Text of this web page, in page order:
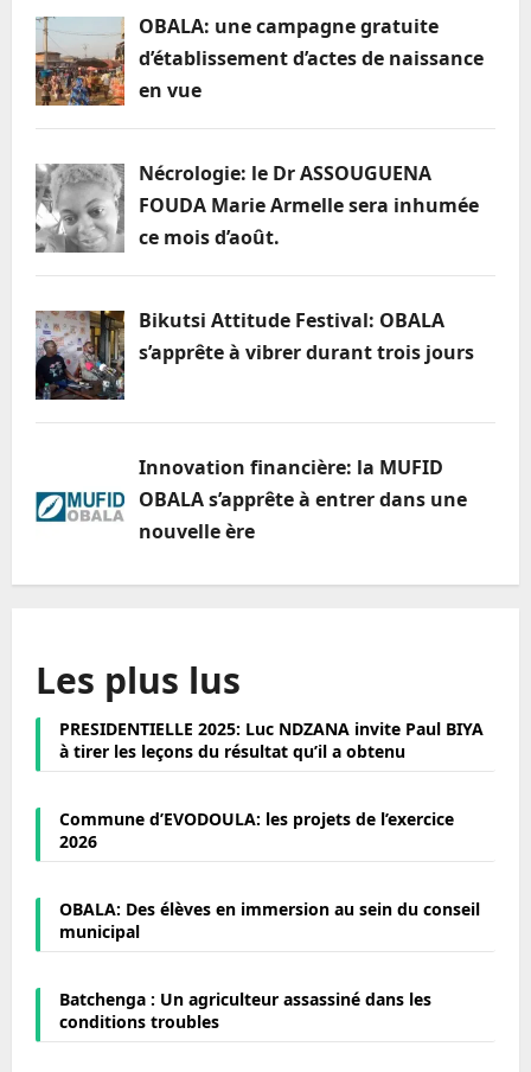
OBALA: une campagne gratuite
d’établissement d’actes de naissance
en vue
Nécrologie: le Dr ASSOUGUENA
FOUDA Marie Armelle sera inhumée
ce mois d’août.
Bikutsi Attitude Festival: OBALA
s’apprête à vibrer durant trois jours
Innovation financière: la MUFID
OBALA s’apprête à entrer dans une
nouvelle ère
Les plus lus
PRESIDENTIELLE 2025: Luc NDZANA invite Paul BIYA
à tirer les leçons du résultat qu’il a obtenu
Commune d’EVODOULA: les projets de l’exercice
2026
OBALA: Des élèves en immersion au sein du conseil
municipal
Batchenga : Un agriculteur assassiné dans les
conditions troubles